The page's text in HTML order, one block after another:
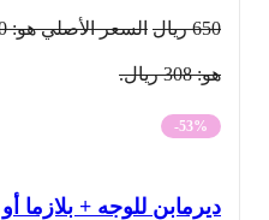
ريال السعر الأصلي هو: 650 ريال.
-53%
ديرمابن للوجه + بلازما أو